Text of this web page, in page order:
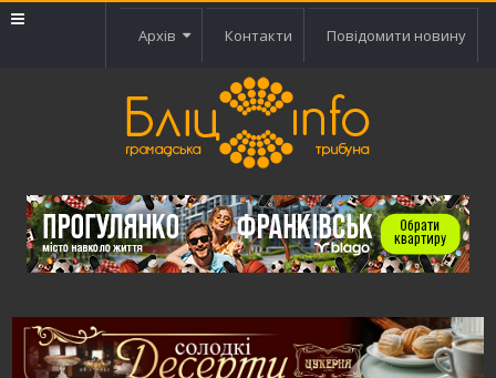
Архів Контакти Повідомити новину